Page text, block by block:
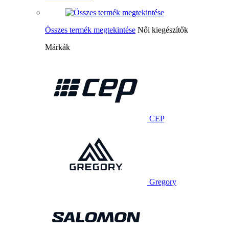
Összes termék megtekintése Női kiegészítők
Márkák
CEP
Gregory